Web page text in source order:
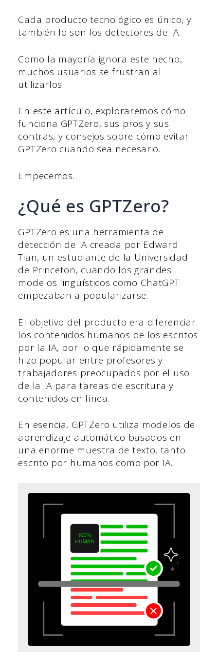
Cada producto tecnológico es único, y
también lo son los detectores de IA.
Como la mayoría ignora este hecho,
muchos usuarios se frustran al
utilizarlos.
En este artículo, exploraremos cómo
funciona GPTZero, sus pros y sus
contras, y consejos sobre cómo evitar
GPTZero cuando sea necesario.
Empecemos.
¿Qué es GPTZero?
GPTZero es una herramienta de
detección de IA creada por Edward
Tian, un estudiante de la Universidad
de Princeton, cuando los grandes
modelos lingüísticos como ChatGPT
empezaban a popularizarse.
El objetivo del producto era diferenciar
los contenidos humanos de los escritos
por la IA, por lo que rápidamente se
hizo popular entre profesores y
trabajadores preocupados por el uso
de la IA para tareas de escritura y
contenidos en línea.
En esencia, GPTZero utiliza modelos de
aprendizaje automático basados en
una enorme muestra de texto, tanto
escrito por humanos como por IA.